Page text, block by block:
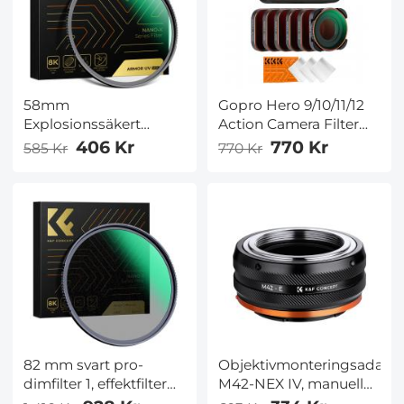
58mm
Explosionssäkert
MCUV Skyddsfilter 28
Repsäkert Nano-Xcel
Series
585 Kr 406 Kr
Gopro Hero 9/10/11/12
Action Camera Filter
6PCS Set
grön film, vattentät och
reptålig
770 Kr 770 Kr
82 mm svart pro-
dimfilter 1, effektfilter
M42-NEX IV, manuell